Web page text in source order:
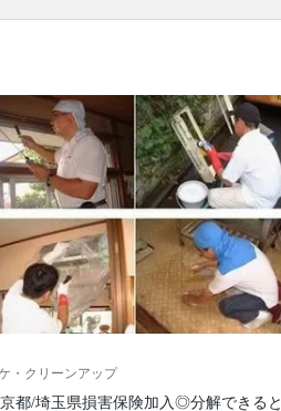
・クリーンアップ
都/埼玉県損害保険加入◎分解できると